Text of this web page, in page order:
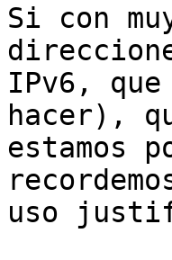
Si con
IPv6,
hacer),
estamos
uso